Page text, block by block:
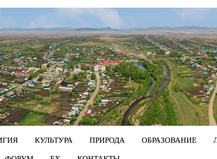
КУЛЬТУРА ПРИРОДА ОБРАЗОВАНИЕ